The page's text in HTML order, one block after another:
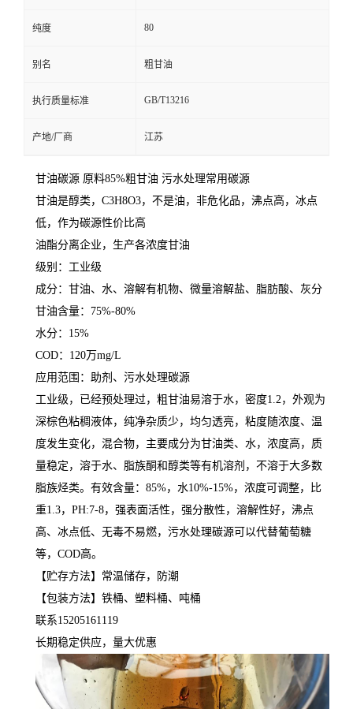
纯度 80
别名 粗甘油
执行质量标准 GB/T13216
产地/厂商 江苏
甘油碳源 原料85%粗甘油 污水处理常用碳源
甘油是醇类，C3H8O3，不是油，非危化品，沸点高，冰点
低，作为碳源性价比高
油酯分离企业，生产各浓度甘油
级别：工业级
成分：甘油、水、溶解有机物、微量溶解盐、脂肪酸、灰分
甘油含量：75%-80%
水分：15%
COD：120万mg/L
应用范围：助剂、污水处理碳源
工业级，已经预处理过，粗甘油易溶于水，密度1.2，外观为
深棕色粘稠液体，纯净杂质少，均匀透亮，粘度随浓度、温
度发生变化，混合物，主要成分为甘油类、水，浓度高，质
量稳定，溶于水、脂族酮和醇类等有机溶剂，不溶于大多数
脂族烃类。有效含量：85%，水10%-15%，浓度可调整，比
重1.3，PH:7-8，强表面活性，强分散性，溶解性好，沸点
高、冰点低、无毒不易燃，污水处理碳源可以代替葡萄糖
等，COD高。
【贮存方法】常温储存，防潮
【包装方法】铁桶、塑料桶、吨桶
联系15205161119
长期稳定供应，量大优惠